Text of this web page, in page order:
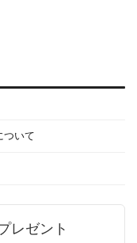
ついて
レゼント